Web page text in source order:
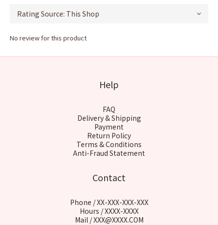
No review for this product
Help
FAQ
Delivery & Shipping
Payment
Return Policy
Terms & Conditions
Anti-Fraud Statement
Contact
Phone / XX-XXX-XXX-XXX
Hours / XXXX-XXXX
Mail / XXX@XXXX.COM